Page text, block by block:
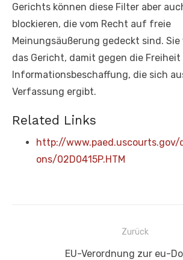
Gerichts können diese Filter aber
blockieren, die vom Recht auf freie
Meinungsäußerung gedeckt sind. Sie
das Gericht, damit gegen die Freiheit
Informationsbeschaffung, die sich
Verfassung ergibt.
Related Links
http://www.paed.uscourts.gov/
ons/02D0415P.HTM
Beitragsnavigation
Zurück
Vorheriger
EU-Verordnung zur eu-